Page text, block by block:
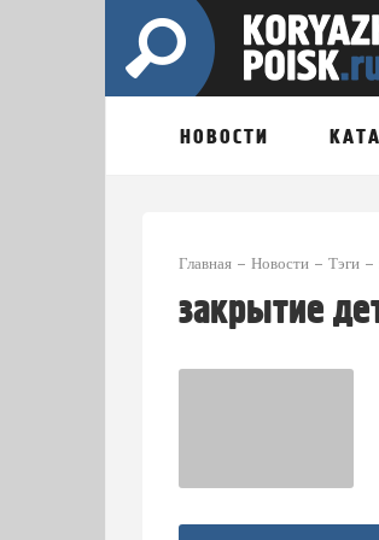
НОВОСТИ
Главная Новости Тэги
закрытие